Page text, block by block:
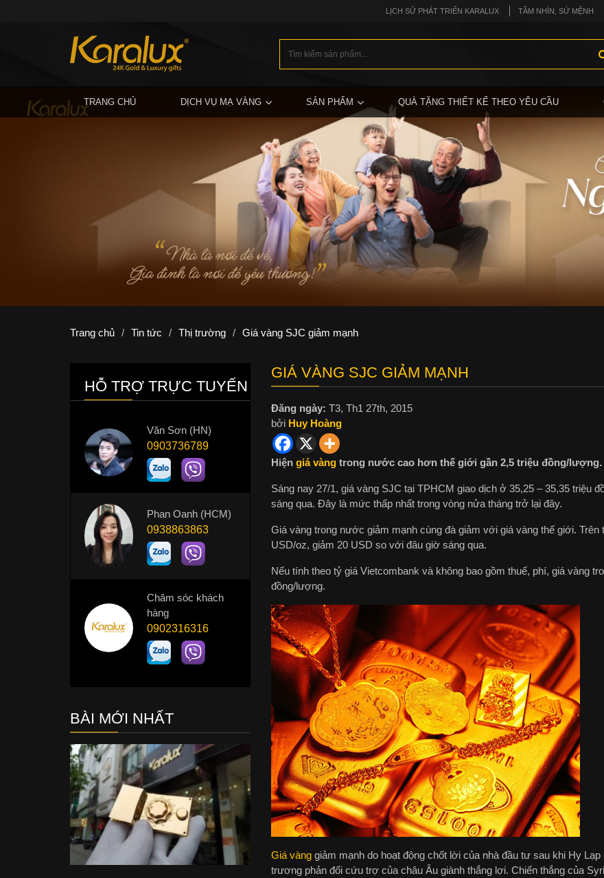
LỊCH SỬ PHÁT TRIỂN KARALUX TẦM NHÌN, SỨ MỆNH
TRANG CHỦ DỊCH VỤ MẠ VÀNG SẢN PHẨM QUÀ TẶNG THIẾT KẾ THEO YÊU CẦU
Trang chủ / Tin tức / Thị trường / Giá vàng SJC giảm mạnh
GIÁ VÀNG SJC GIẢM MẠNH
Đăng ngày: T3, Th1 27th, 2015
bởi Huy Hoàng
Hiện giá vàngtrong nước cao hơn thế giới gần 2,5 triệu đồng/lượng.
Sáng nay 27/1, giá vàng SJC tại TPHCM giao dịch ở 35,25 – 35,35 triệu
sáng qua. Đây là mức thấp nhất trong vòng nửa tháng trở lại đây.
Giá vàng trong nước giảm mạnh cùng đà giảm với giá vàng thế giới.
USD/oz, giảm 20 USD so với đâu giờ sáng qua.
Nếu tính theo tỷ giá Vietcombank và không bao gồm thuế, phí, giá vàng
đồng/lượng.
Giá vànggiảm mạnh do hoạt động chốt lời của nhà đầu tư sau khi Hy
trương phản đối cứu trợ của châu Âu giành thắng lợi. Chiến thắng của
HỖ TRỢ TRỰC TUYẾN
Văn Sơn (HN)
0903736789
Phan Oanh (HCM)
0938863863
Chăm sóc khách
hàng
0902316316
BÀI MỚI NHẤT